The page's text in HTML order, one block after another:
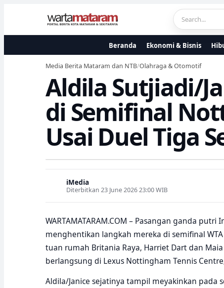
Beranda Ekonomi & Bisnis
Media Berita Mataram dan NTB/Olahraga & Otomotif
Aldila Sutjiadi/
di Semifinal
Usai Duel Tiga
iMedia
Diterbitkan 23 June 2026 23:00 WIB
WARTAMATARAM.COM – Pasangan ganda
menghentikan langkah mereka di semifinal
tuan rumah Britania Raya, Harriet Dart dan
berlangsung di Lexus Nottingham Tennis
Aldila/Janice sejatinya tampil meyakinkan